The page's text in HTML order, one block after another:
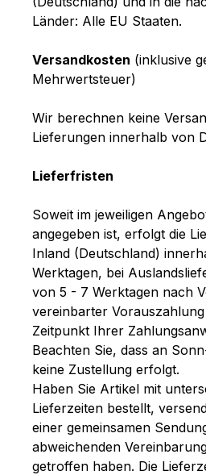
Länder: Alle EU Staaten.
Versandkosten (inklusive
Mehrwertsteuer)
Wir berechnen keine
Lieferungen innerhalb von
Lieferfristen
Soweit im jeweiligen
angegeben ist, erfolgt die
Inland (Deutschland)
Werktagen, bei
von 5 - 7 Werktagen nach
vereinbarter
Zeitpunkt Ihrer
Beachten Sie, dass an
keine Zustellung erfolgt.
Haben Sie Artikel mit
Lieferzeiten bestellt,
einer gemeinsamen
abweichenden
getroffen haben. Die